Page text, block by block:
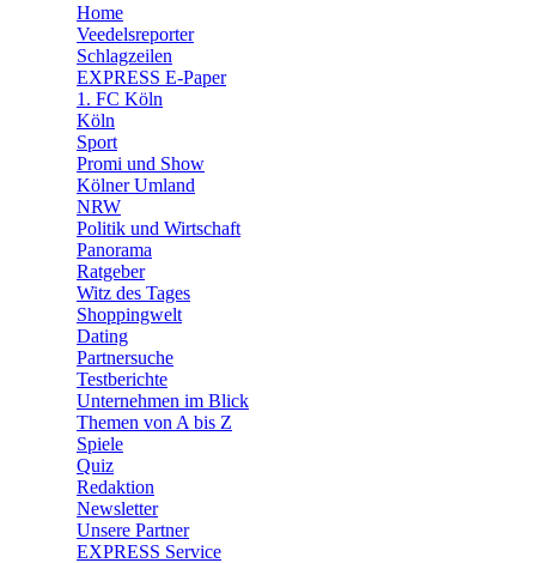
🛒 Shoppingwelt
Home
Veedelsreporter
Schlagzeilen
EXPRESS E-Paper
1. FC Köln
Köln
Sport
Promi und Show
Kölner Umland
NRW
Politik und Wirtschaft
Panorama
Ratgeber
Witz des Tages
Shoppingwelt
Dating
Partnersuche
Testberichte
Unternehmen im Blick
Themen von A bis Z
Spiele
Quiz
Redaktion
Newsletter
Unsere Partner
EXPRESS Service